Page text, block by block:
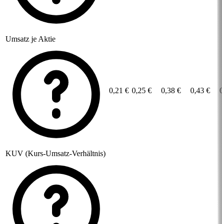
Umsatz je Aktie
0,21 € 0,25 € 0,38 € 0,43 €
KUV (Kurs-Umsatz-Verhältnis)